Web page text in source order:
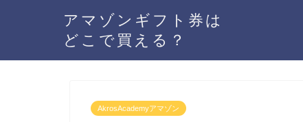
アマゾンギフト券は
どこで買える？
AkrosAcademyアマゾン